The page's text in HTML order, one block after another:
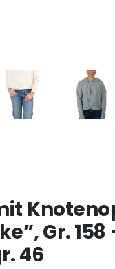
Gr. 158
46